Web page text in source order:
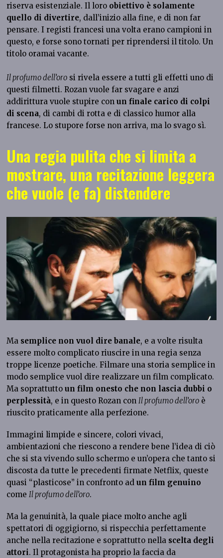
riserva esistenziale. Il loro obiettivo è solamente
quello di divertire, dall’inizio alla fine, e di non far
pensare. I registi francesi una volta erano campioni in
questo, e forse sono tornati per riprendersi il titolo. Un
titolo oramai vacante.
Il profumo dell’oro si rivela essere a tutti gli effetti uno di
questi filmetti. Rozan vuole far svagare e anzi
addirittura vuole stupire conun finale carico di colpi
di scena, di cambi di rotta e di classico humor alla
francese. Lo stupore forse non arriva, ma lo svago sì.
Una regia pulita che si limita a
mostrare, una recitazione leggera
che vuole (e fa) distendere
Ma semplice non vuol dire banale, e a volte risulta
essere molto complicato riuscire in una regia senza
troppe licenze poetiche. Filmare una storia semplice in
modo semplice vuol dire realizzare un film complicato.
Ma soprattuttoun film onesto che non lascia dubbi o
perplessità, e in questo Rozan conIl profumo dell’oro è
riuscito praticamente alla perfezione.
Immagini limpide e sincere, colori vivaci,
ambientazioni che riescono a rendere bene l’idea di ciò
che si sta vivendo sullo schermo e un’opera che tanto si
discosta da tutte le precedenti firmate Netflix, queste
quasi “plasticose” in confronto adun film genuino
comeIl profumo dell’oro.
Ma la genuinità, la quale piace molto anche agli
spettatori di oggigiorno, si rispecchia perfettamente
anche nella recitazione e soprattutto nella scelta degli
attori. Il protagonista ha proprio la faccia da